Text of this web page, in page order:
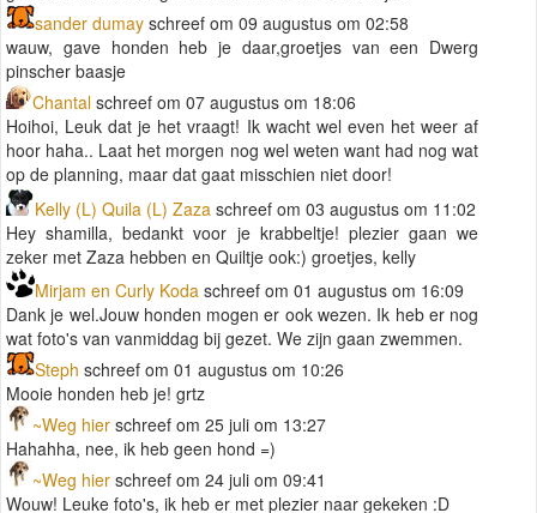
sander dumay schreef om 09 augustus om 02:58
wauw, gave honden heb je daar,groetjes van een Dwerg
pinscher baasje
Chantal schreef om 07 augustus om 18:06
Hoihoi, Leuk dat je het vraagt! Ik wacht wel even het weer af
hoor haha.. Laat het morgen nog wel weten want had nog wat
op de planning, maar dat gaat misschien niet door!
Kelly (L) Quila (L) Zaza schreef om 03 augustus om 11:02
Hey shamilla, bedankt voor je krabbeltje! plezier gaan we
zeker met Zaza hebben en Quiltje ook:) groetjes, kelly
Mirjam en Curly Koda schreef om 01 augustus om 16:09
Dank je wel.Jouw honden mogen er ook wezen. Ik heb er nog
wat foto's van vanmiddag bij gezet. We zijn gaan zwemmen.
Steph schreef om 01 augustus om 10:26
Mooie honden heb je! grtz
~Weg hier schreef om 25 juli om 13:27
Hahahha, nee, ik heb geen hond =)
~Weg hier schreef om 24 juli om 09:41
Wouw! Leuke foto's, ik heb er met plezier naar gekeken :D